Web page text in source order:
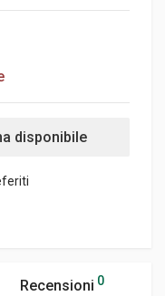
disponibile
Recensioni 0